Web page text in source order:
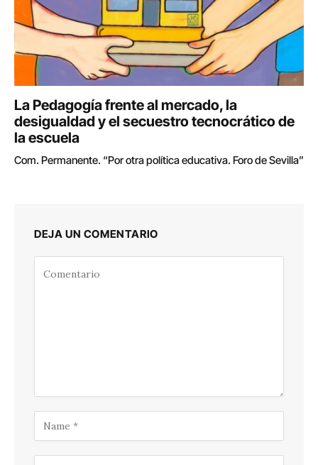
La Pedagogía frente al mercado, la
desigualdad y el secuestro tecnocrático de
la escuela
Com. Permanente. “Por otra política educativa. Foro de Sevilla”
DEJA UN COMENTARIO